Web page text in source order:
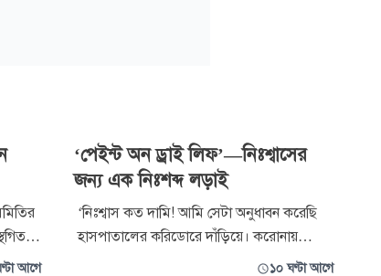
আগে
‘পেইন্ট অন ড্রাই লিফ’—নিঃশ্বাসের
জন্য এক নিঃশব্দ লড়াই
‘নিঃশ্বাস কত দামি! আমি সেটা অনুধাবন করেছি
হাসপাতালের করিডোরে দাঁড়িয়ে। করোনায়
আক্রান্ত হয়ে বাবা ১০ দিন লাইফ সাপোর্টে ছিলেন;
১০ ঘণ্টা আগে